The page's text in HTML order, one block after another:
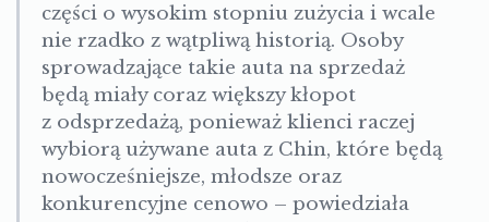
części o wysokim stopniu zużycia i wcale
nie rzadko z wątpliwą historią. Osoby
sprowadzające takie auta na sprzedaż
będą miały coraz większy kłopot
z odsprzedażą, ponieważ klienci raczej
wybiorą używane auta z Chin, które będą
nowocześniejsze, młodsze oraz
konkurencyjne cenowo – powiedziała